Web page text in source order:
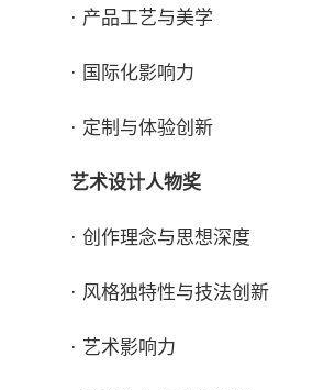
· 产品工艺与美学
· 国际化影响力
· 定制与体验创新
艺术设计人物奖
· 创作理念与思想深度
· 风格独特性与技法创新
· 艺术影响力